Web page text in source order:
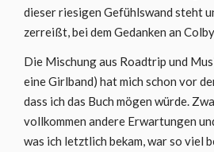
dieser riesigen Gefühlswand steht
zerreißt, bei dem Gedanken an
Die Mischung aus Roadtrip und
eine Girlband) hat mich schon vor
dass ich das Buch mögen würde.
vollkommen andere Erwartungen
was ich letztlich bekam, war so viel